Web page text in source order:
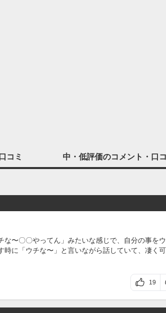
コミ 中・低評価のコメント・口
〜〇〇やってん」みたいな感じで、自分の事を
に「ウチな〜」と言いながら話していて、凄く
19